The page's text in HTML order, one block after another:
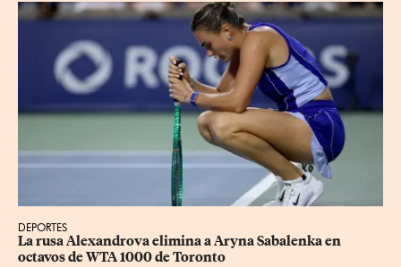
DEPORTES
La rusa Alexandrova elimina a Aryna Sabalenka en
octavos de WTA 1000 de Toronto